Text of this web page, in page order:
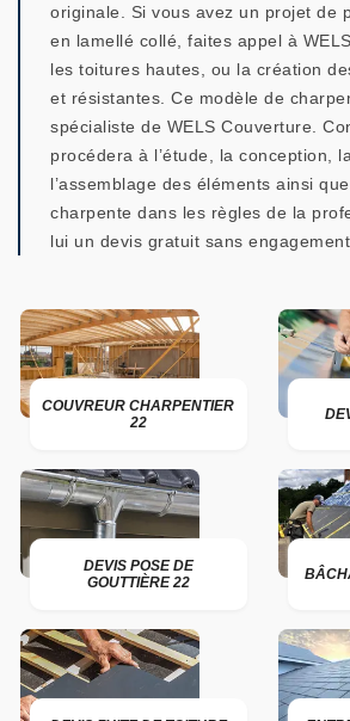
originale. Si vous avez un projet de
en lamellé collé, faites appel à
les toitures hautes, ou la création
et résistantes. Ce modèle de
spécialiste de WELS Couverture.
procédera à l’étude, la conception,
l’assemblage des éléments ainsi
charpente dans les règles de la
lui un devis gratuit sans engagement.
COUVREUR CHARPENTIER
22
DEVIS POSE DE
GOUTTIÈRE 22